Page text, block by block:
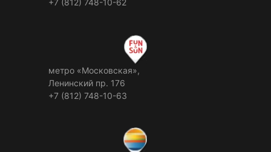
+7 (812) 748-10-62
метро «Московская»,
Ленинский пр. 176
+7 (812) 748-10-63